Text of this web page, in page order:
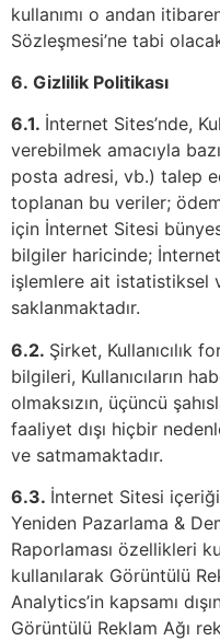
kullanımı o andan
Sözleşmesi’ne tabi
6. Gizlilik Politikası
6.1. İnternet Sites’nde,
verebilmek amacıyla
posta adresi, vb.) talep
toplanan bu veriler;
için İnternet Sitesi
bilgiler haricinde;
işlemlere ait istatistiksel
saklanmaktadır.
6.2. Şirket, Kullanıcılık
bilgileri, Kullanıcıların
olmaksızın, üçüncü
faaliyet dışı hiçbir
ve satmamaktadır.
6.3. İnternet Sitesi
Yeniden Pazarlama &
Raporlaması özellikleri
kullanılarak Görüntülü
Analytics’in kapsamı
Görüntülü Reklam Ağı